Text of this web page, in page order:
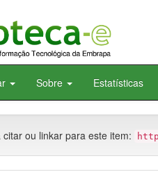
Sobre Estatísticas
ou linkar para este item: